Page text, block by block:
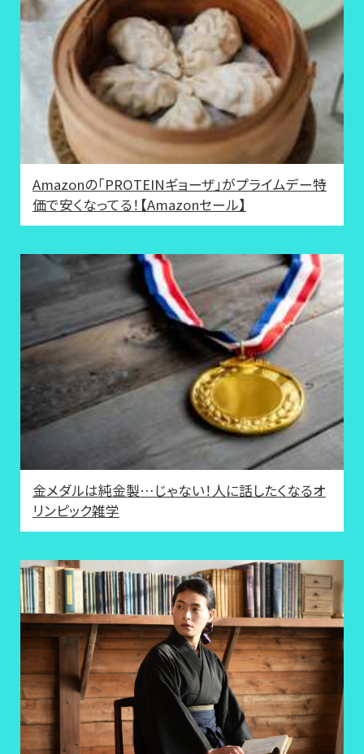
Amazonの「PROTEINギョーザ」がプライムデー特
価で安くなってる！【Amazonセール】
金メダルは純金製…じゃない！人に話したくなるオ
リンピック雑学